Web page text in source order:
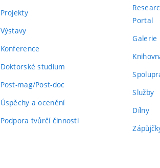
Projekty
Výstavy
Konference
Doktorské studium
Post-mag/Post-doc
Úspěchy a ocenění
Podpora tvůrčí činnosti
Portal
Galerie
Služby
Dílny